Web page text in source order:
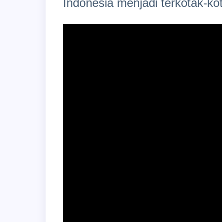
Indonesia menjadi terkotak-